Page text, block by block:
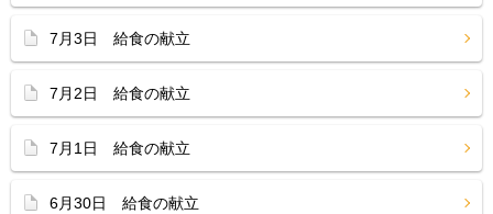
7月3日 給食の献立
7月2日 給食の献立
7月1日 給食の献立
6月30日 給食の献立